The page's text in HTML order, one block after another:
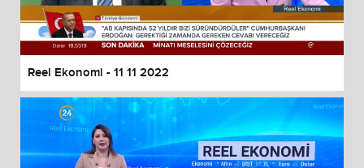
Reel Ekonomi - 11 11 2022